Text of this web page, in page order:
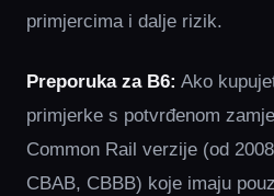
primjercima i dalje rizik.
Preporuka za B6: Ako
primjerke s potvrđenom
Common Rail verzije (od
CBAB, CBBB) koje imaju